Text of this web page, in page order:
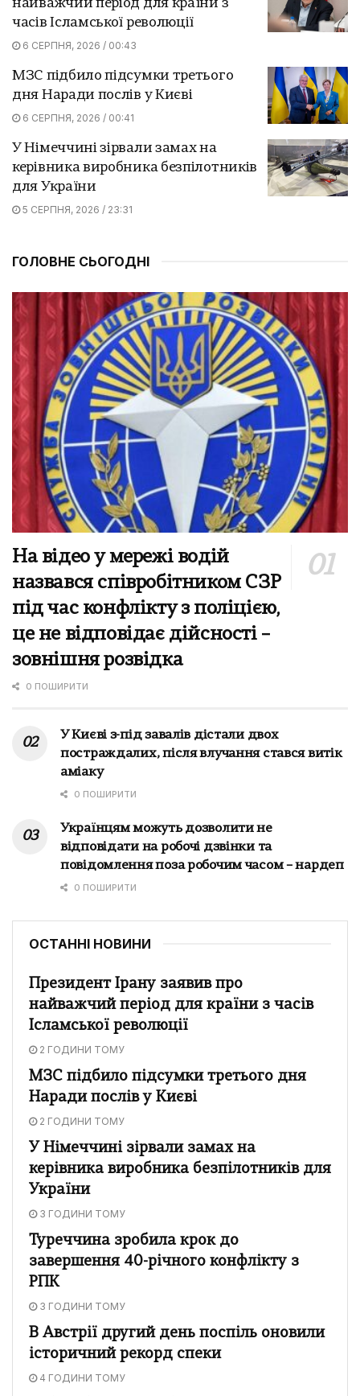
найважчий період для країни з
часів Ісламської революції
6 СЕРПНЯ, 2026 / 00:43
МЗС підбило підсумки третього
дня Наради послів у Києві
6 СЕРПНЯ, 2026 / 00:41
У Німеччині зірвали замах на
керівника виробника безпілотників
для України
5 СЕРПНЯ, 2026 / 23:31
ГОЛОВНЕ СЬОГОДНІ
На відео у мережі водій
назвався співробітником СЗР
під час конфлікту з поліцією,
це не відповідає дійсності –
зовнішня розвідка
0 ПОШИРИТИ
У Києві з-під завалів дістали двох
постраждалих, після влучання стався витік
аміаку
0 ПОШИРИТИ
Українцям можуть дозволити не
відповідати на робочі дзвінки та
повідомлення поза робочим часом – нардеп
0 ПОШИРИТИ
ОСТАННІ НОВИНИ
Президент Ірану заявив про
найважчий період для країни з часів
Ісламської революції
2 ГОДИНИ ТОМУ
МЗС підбило підсумки третього дня
Наради послів у Києві
2 ГОДИНИ ТОМУ
У Німеччині зірвали замах на
керівника виробника безпілотників для
України
3 ГОДИНИ ТОМУ
Туреччина зробила крок до
завершення 40-річного конфлікту з
РПК
3 ГОДИНИ ТОМУ
В Австрії другий день поспіль оновили
історичний рекорд спеки
4 ГОДИНИ ТОМУ